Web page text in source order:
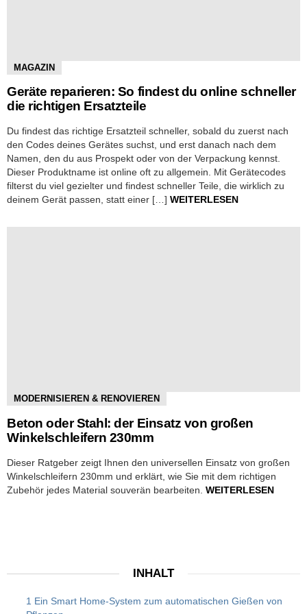
MAGAZIN
Geräte reparieren: So findest du online schneller
die richtigen Ersatzteile
Du findest das richtige Ersatzteil schneller, sobald du zuerst nach
den Codes deines Gerätes suchst, und erst danach nach dem
Namen, den du aus Prospekt oder von der Verpackung kennst.
Dieser Produktname ist online oft zu allgemein. Mit Gerätecodes
filterst du viel gezielter und findest schneller Teile, die wirklich zu
deinem Gerät passen, statt einer […] WEITERLESEN
MODERNISIEREN & RENOVIEREN
Beton oder Stahl: der Einsatz von großen
Winkelschleifern 230mm
Dieser Ratgeber zeigt Ihnen den universellen Einsatz von großen
Winkelschleifern 230mm und erklärt, wie Sie mit dem richtigen
Zubehör jedes Material souverän bearbeiten. WEITERLESEN
INHALT
1 Ein Smart Home-System zum automatischen Gießen von